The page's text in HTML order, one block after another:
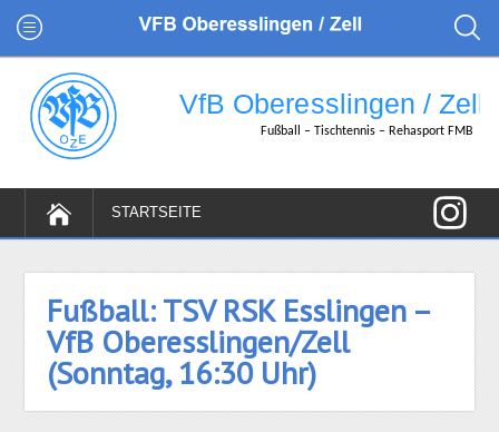
Fußball: TSV RSK Esslingen –
VfB Oberesslingen/Zell
(Sonntag, 16:30 Uhr)